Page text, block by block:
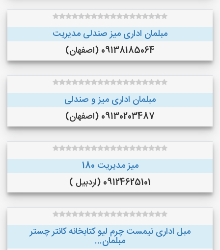
مبلمان اداری میز صندلی مدیریت
09138185064 (اصفهان)
مبلمان اداری میز و صندلی
09130203487 (اصفهان)
میز مدیریت 180
09124625101 (اردبیل )
مبل اداری نیمست چرم لیو کتابخانه کانتر چستر
مبلمان...